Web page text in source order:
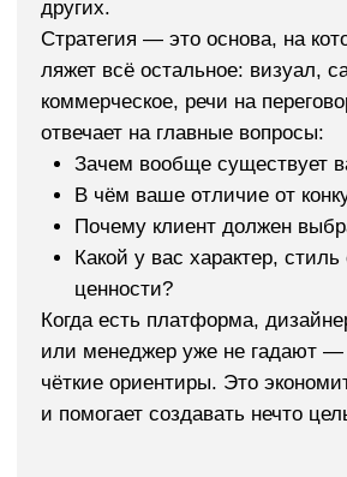
Бренд-платформа — это не про теорию. Это про
бизнес. Ниже — конкретные результаты, которые
Что даёт бренд-платформа
строительной компании